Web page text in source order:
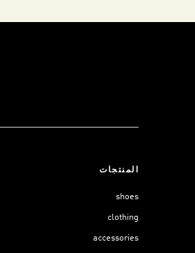
المنتجات
shoes
clothing
accessories